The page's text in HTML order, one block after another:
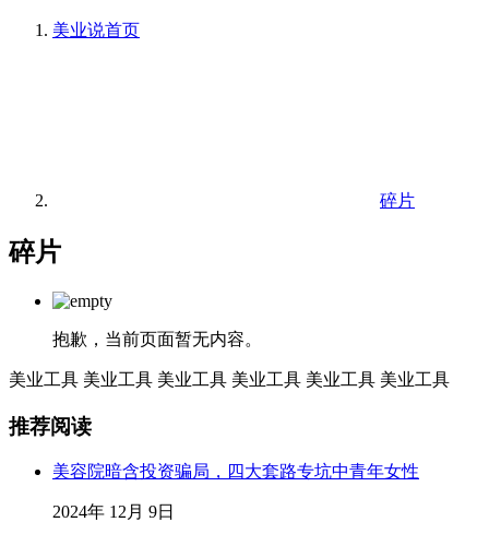
美业说首页
碎片
碎片
抱歉，当前页面暂无内容。
美业工具 美业工具 美业工具 美业工具 美业工具 美业工具
推荐阅读
美容院暗含投资骗局，四大套路专坑中青年女性
2024年 12月 9日